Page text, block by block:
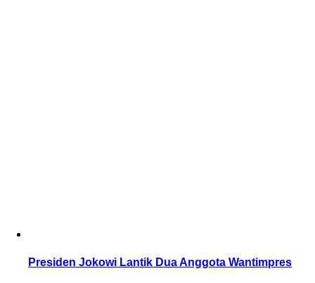
Presiden Jokowi Lantik Dua Anggota Wantimpres